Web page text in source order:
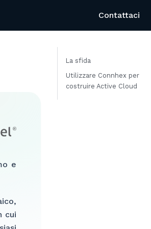
Contattaci
e
cui
La sfida
Utilizzare Connhex per
costruire Active Cloud